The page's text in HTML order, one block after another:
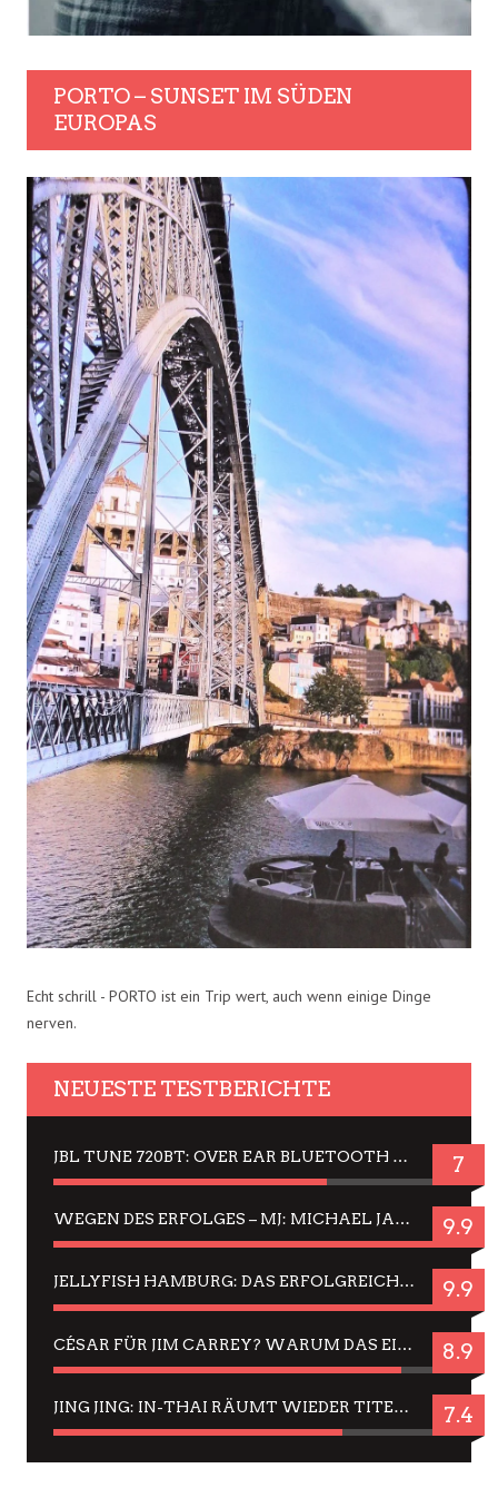
PORTO – SUNSET IM SÜDEN
EUROPAS
Echt schrill - PORTO ist ein Trip wert, auch wenn einige Dinge
nerven.
NEUESTE TESTBERICHTE
JBL TUNE 720BT: OVER EAR BLUETOOTH KOPFHÖRER UM DIE 50,-€ IM DAUER-TEST 7
WEGEN DES ERFOLGES – MJ: MICHAEL JACKSON MUSICAL IN EINER MATINEE SEHEN 9.9
JELLYFISH HAMBURG: DAS ERFOLGREICHE SOMMER-MENÜ 2025 IN GEFÜHLEN UND BILDERN 9.9
CÉSAR FÜR JIM CARREY? WARUM DAS EINER DER NERVIGSTEN ACTORS IST UND BLEIBT 8.9
JING JING: IN-THAI RÄUMT WIEDER TITEL AB – EIN ZWEI-STUNDEN-ERLEBNISBERICHT 7.4